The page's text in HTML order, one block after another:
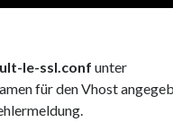
le-ssl.conf unter
für den Vhost